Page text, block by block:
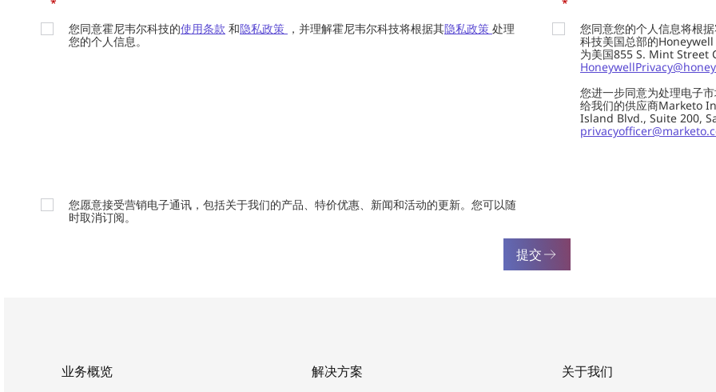
*
您同意霍尼韦尔科技的使用条款 和隐私政策 ，并理解霍尼韦尔科技将根据其隐私政策 处理
您的个人信息。
*
您同意您的个人信息将根
科技美国总部的
为美国855 S. Mint Street
您进一步同意为处理电子
给我们的供应商Marketo
Island Blvd., Suite 200,
您愿意接受营销电子通讯，包括关于我们的产品、特价优惠、新闻和活动的更新。您可以随
时取消订阅。
提交
业务概览
解决方案
关于我们